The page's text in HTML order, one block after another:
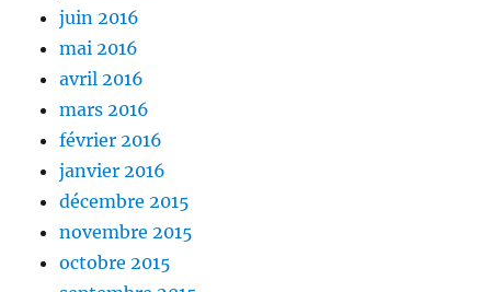
juin 2016
mai 2016
avril 2016
mars 2016
février 2016
janvier 2016
décembre 2015
novembre 2015
octobre 2015